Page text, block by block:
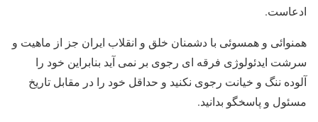
ادعاست.
همنوائی و همسوئی با دشمنان خلق و انقلاب ایران جز از ماهیت و
سرشت ایدئولوژی فرقه ای رجوی بر نمی آید بنابراین خود را
آلوده ننگ و خیانت رجوی نکنید و حداقل خود را در مقابل تاریخ
مسئول و پاسخگو بدانید.